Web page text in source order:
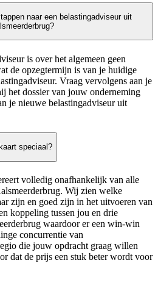
naar een belastingadviseur uit
is over het algemeen geen
de opzegtermijn is van je huidige
Vraag vervolgens aan je
het dossier van jouw onderneming
je nieuwe belastingadviseur uit
speciaal?
volledig onafhankelijk van alle
Wij zien welke
zijn en goed zijn in het uitvoeren van
koppeling tussen jou en drie
waardoor er een win-win
concurrentie van
die jouw opdracht graag willen
dat de prijs een stuk beter wordt voor